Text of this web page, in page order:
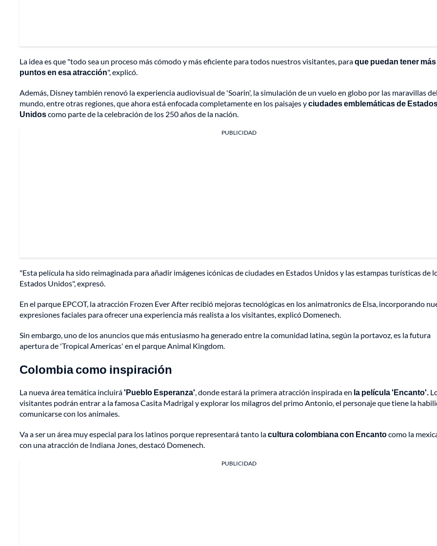
La idea es que "todo sea un proceso más cómodo y más eficiente para todos nuestros visitantes, paraque puedan tener más
puntos en esa atracción", explicó.
Además, Disney también renovó la experiencia audiovisual de 'Soarin', la simulación de un vuelo en globo por las maravillas del
mundo, entre otras regiones, que ahora está enfocada completamente en los paisajes yciudades emblemáticas de
Unidoscomo parte de la celebración de los 250 años de la nación.
PUBLICIDAD
"Esta película ha sido reimaginada para añadir imágenes icónicas de ciudades en Estados Unidos y las estampas turísticas de
Estados Unidos", expresó.
En el parque EPCOT, la atracción Frozen Ever After recibió mejoras tecnológicas en los animatronics de Elsa, incorporando
expresiones faciales para ofrecer una experiencia más realista a los visitantes, explicó Domenech.
Sin embargo, uno de los anuncios que más entusiasmo ha generado entre la comunidad latina, según la portavoz, es la futura
apertura de 'Tropical Americas' en el parque Animal Kingdom.
Colombia como inspiración
La nueva área temática incluirá'Pueblo Esperanza', donde estará la primera atracción inspirada en la película 'Encanto'.
visitantes podrán entrar a la famosa Casita Madrigal y explorar los milagros del primo Antonio, el personaje que tiene la
comunicarse con los animales.
Va a ser un área muy especial para los latinos porque representará tanto lacultura colombiana con Encantocomo la
con una atracción de Indiana Jones, destacó Domenech.
PUBLICIDAD